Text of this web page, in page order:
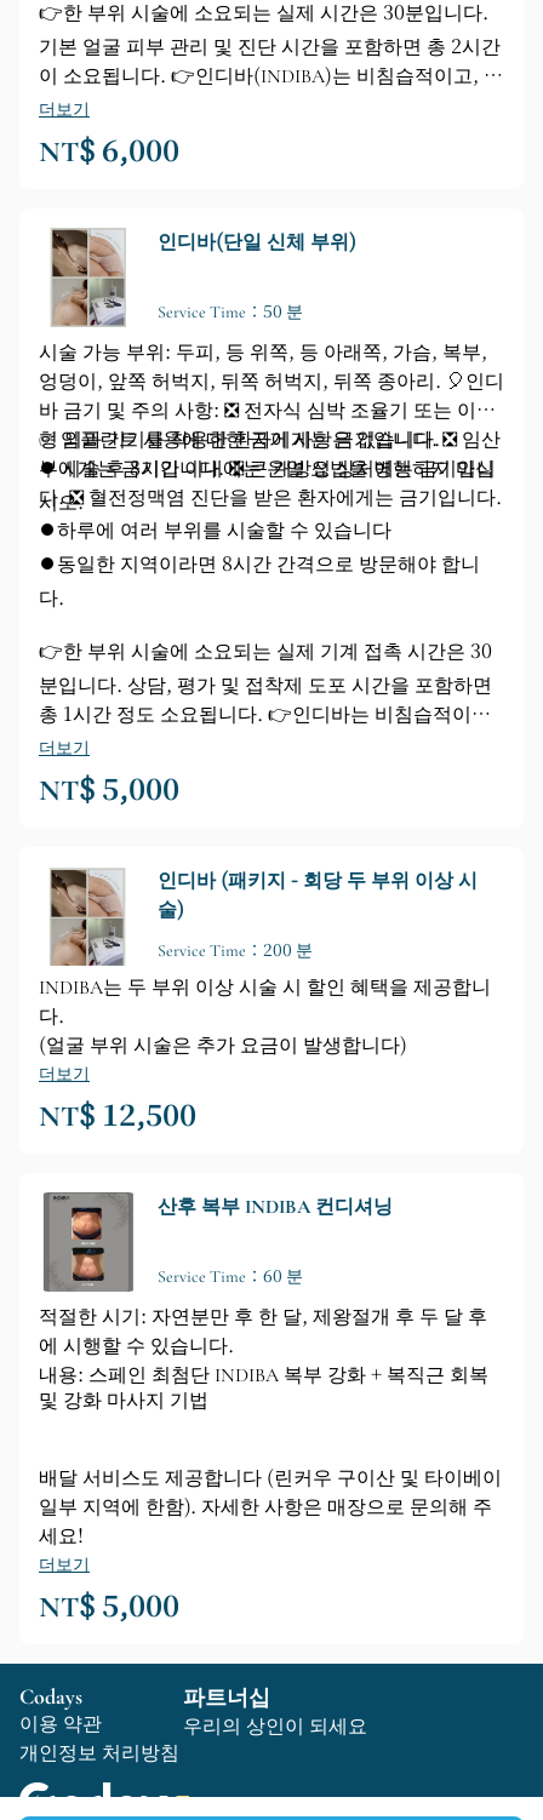
👉한 부위 시술에 소요되는 실제 시간은 30분입니다.
기본 얼굴 피부 관리 및 진단 시간을 포함하면 총 2시간
이 소요됩니다. 👉인디바(INDIBA)는 비침습적이고, 피
부에 손상을 주지 않으며, 상처를 남기지 않고, 회복 시
간이 필요 없으며, 통증이 없습니다. 👉인디바 시술은
단 한 번만으로도 눈에 띄는 효과를 볼 수 있습니다. 시
다. 부위당 최소 6회 시술을 권장하며, 더욱 집중적인
관리를 위해서는 주 2~3회 시술을 권장합니다.
더보기
NT$ 6,000
인디바(단일 신체 부위)
Service Time：50 분
시술 가능 부위: 두피, 등 위쪽, 등 아래쪽, 가슴, 복부,
엉덩이, 앞쪽 허벅지, 뒤쪽 허벅지, 뒤쪽 종아리. 🎈인디
바 금기 및 주의 사항: ❎ 전자식 심박 조율기 또는 이식
형 외과 기기를 착용한 환자에게는 금기입니다. ❎ 임산
부에게는 금기입니다. ❎ 큰 개방성 상처에는 금기입니
다. ❎ 혈전정맥염 진단을 받은 환자에게는 금기입니다.
✅ 임플란트 사용에 대한 금기 사항은 없습니다.
⏺️ 시술 후 8시간 이내에는 온열 요법을 병행하지 마십
시오.
⏺️하루에 여러 부위를 시술할 수 있습니다
⏺️동일한 지역이라면 8시간 간격으로 방문해야 합니
다.
👉한 부위 시술에 소요되는 실제 기계 접촉 시간은 30
분입니다. 상담, 평가 및 접착제 도포 시간을 포함하면
총 1시간 정도 소요됩니다. 👉인디바는 비침습적이고
비파괴적이며, 상처를 남기지 않고 회복 기간이 필요
없으며 통증이 없습니다. 👉인디바 시술은 단 한 번만
으로도 눈에 띄는 효과를 볼 수 있습니다. 시술 횟수와
최소 6회 시술을 권장하며, 더욱 집중적인 관리를 위해
서는 주 2~3회 시술을 권장합니다. 🎈정가: 회당
NT$5000, 현재 특별 할인: 회당 NT$3500‼
더보기
NT$ 5,000
인디바 (패키지 - 회당 두 부위 이상 시
술)
Service Time：200 분
INDIBA는 두 부위 이상 시술 시 할인 혜택을 제공합니
다.
(얼굴 부위 시술은 추가 요금이 발생합니다)
더보기
NT$ 12,500
산후 복부 INDIBA 컨디셔닝
Service Time：60 분
적절한 시기: 자연분만 후 한 달, 제왕절개 후 두 달 후
에 시행할 수 있습니다.
내용: 스페인 최첨단 INDIBA 복부 강화 + 복직근 회복
및 강화 마사지 기법
배달 서비스도 제공합니다 (린커우 구이산 및 타이베이
일부 지역에 한함). 자세한 사항은 매장으로 문의해 주
세요!
더보기
NT$ 5,000
Codays
이용 약관
개인정보 처리방침
파트너십
우리의 상인이 되세요